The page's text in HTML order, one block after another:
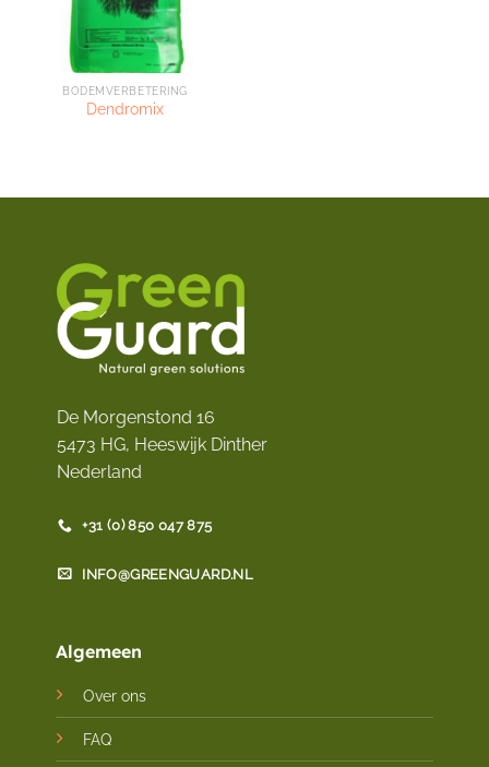
BODEMVERBETERING
Dendromix
De Morgenstond 16
5473 HG, Heeswijk Dinther
Nederland
+31 (0) 850 047 875
INFO@GREENGUARD.NL
Algemeen
Over ons
FAQ